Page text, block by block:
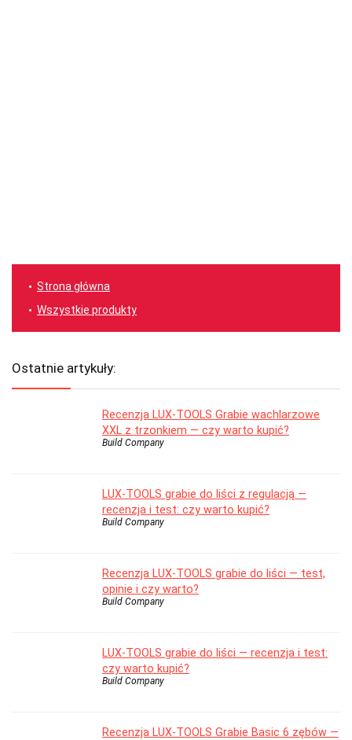
Strona główna
Wszystkie produkty
Ostatnie artykuły:
Recenzja LUX-TOOLS Grabie wachlarzowe
XXL z trzonkiem — czy warto kupić?
Build Company
LUX-TOOLS grabie do liści z regulacją —
recenzja i test: czy warto kupić?
Build Company
Recenzja LUX-TOOLS grabie do liści — test,
opinie i czy warto?
Build Company
LUX-TOOLS grabie do liści — recenzja i test:
czy warto kupić?
Build Company
Recenzja LUX-TOOLS Grabie Basic 6 zębów —